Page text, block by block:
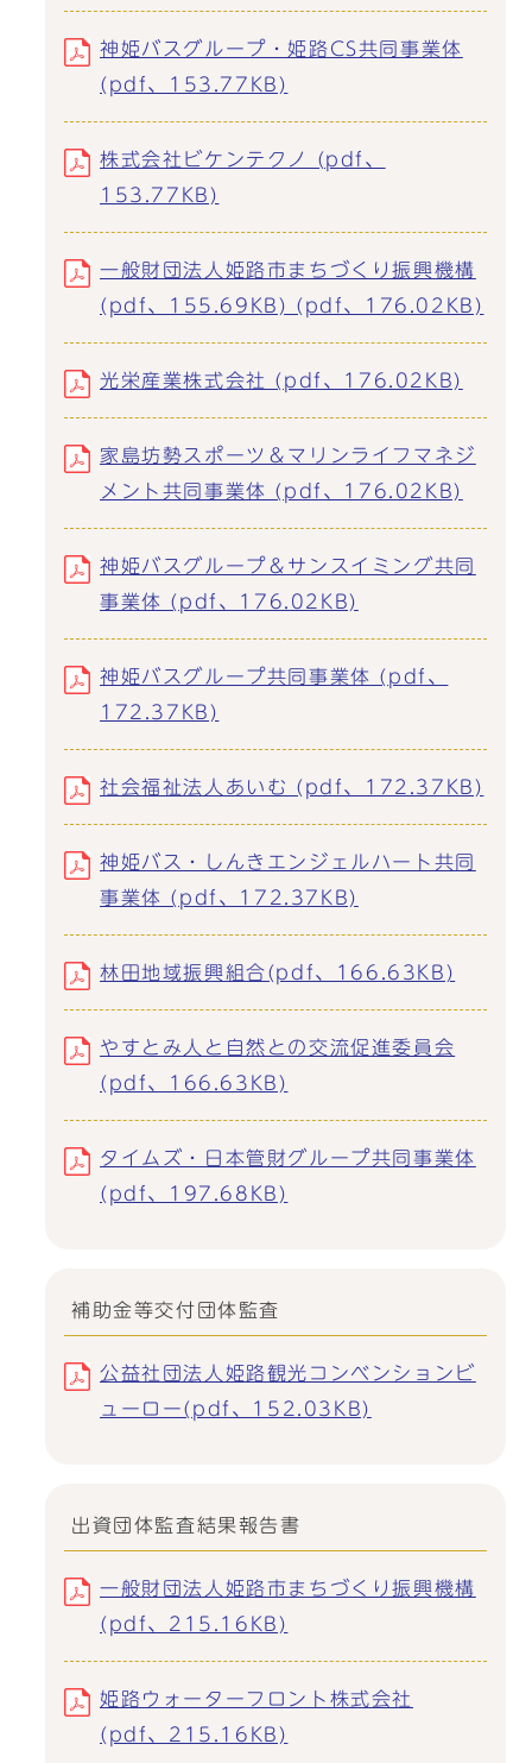
神姫バスグループ・姫路CS共同事業体
(pdf、153.77KB)
株式会社ビケンテクノ (pdf、
153.77KB)
一般財団法人姫路市まちづくり振興機構
(pdf、155.69KB) (pdf、176.02KB)
光栄産業株式会社 (pdf、176.02KB)
家島坊勢スポーツ＆マリンライフマネジ
メント共同事業体 (pdf、176.02KB)
神姫バスグループ＆サンスイミング共同
事業体 (pdf、176.02KB)
神姫バスグループ共同事業体 (pdf、
172.37KB)
社会福祉法人あいむ (pdf、172.37KB)
神姫バス・しんきエンジェルハート共同
事業体 (pdf、172.37KB)
林田地域振興組合(pdf、166.63KB)
やすとみ人と自然との交流促進委員会
(pdf、166.63KB)
タイムズ・日本管財グループ共同事業体
(pdf、197.68KB)
補助金等交付団体監査
公益社団法人姫路観光コンベンションビ
ューロー(pdf、152.03KB)
出資団体監査結果報告書
一般財団法人姫路市まちづくり振興機構
(pdf、215.16KB)
姫路ウォーターフロント株式会社
(pdf、215.16KB)